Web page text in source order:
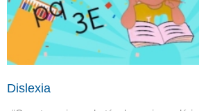
Dislexia